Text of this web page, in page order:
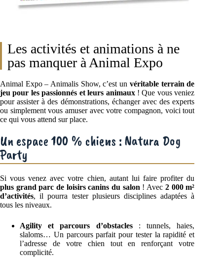
Les activités et animations à ne
pas manquer à Animal Expo
Animal Expo – Animalis Show, c’est un véritable terrain de
jeu pour les passionnés et leurs animaux! Que vous veniez
pour assister à des démonstrations, échanger avec des experts
ou simplement vous amuser avec votre compagnon, voici tout
ce qui vous attend sur place.
Un espace 100 % chiens : Natura Dog
Party
Si vous venez avec votre chien, autant lui faire profiter du
plus grand parc de loisirs canins du salon ! Avec 2 000 m²
d’activités, il pourra tester plusieurs disciplines adaptées à
tous les niveaux.
Agility et parcours d’obstacles: tunnels, haies,
slaloms… Un parcours parfait pour tester la rapidité et
l’adresse de votre chien tout en renforçant votre
complicité.